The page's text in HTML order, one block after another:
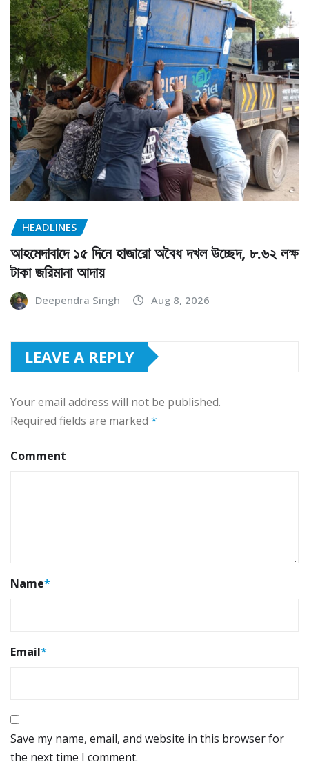
HEADLINES
আহমেদাবাদে ১৫ দিনে হাজারো অবৈধ দখল উচ্ছেদ, ৮.৬২ লক্ষ
টাকা জরিমানা আদায়
Deependra Singh Aug 8, 2026
LEAVE A REPLY
Your email address will not be published.
Required fields are marked *
Comment
Name*
Email*
Save my name, email, and website in this browser for
the next time I comment.